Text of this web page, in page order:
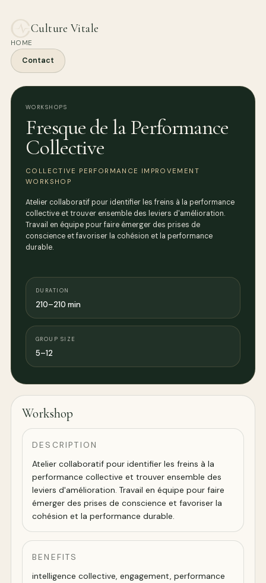
Culture Vitale
HOME
Contact
WORKSHOPS
Fresque de la Performance
Collective
COLLECTIVE PERFORMANCE IMPROVEMENT
WORKSHOP
Atelier collaboratif pour identifier les freins à la performance
collective et trouver ensemble des leviers d'amélioration.
Travail en équipe pour faire émerger des prises de
conscience et favoriser la cohésion et la performance
durable.
DURATION
210–210 min
GROUP SIZE
5–12
Workshop
DESCRIPTION
Atelier collaboratif pour identifier les freins à la
performance collective et trouver ensemble des
leviers d'amélioration. Travail en équipe pour faire
émerger des prises de conscience et favoriser la
cohésion et la performance durable.
BENEFITS
intelligence collective, engagement, performance